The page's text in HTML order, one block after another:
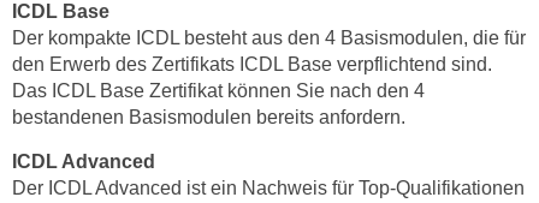
ICDL Base
Der kompakte ICDL besteht aus den 4 Basismodulen, die für
den Erwerb des Zertifikats ICDL Base verpflichtend sind.
Das ICDL Base Zertifikat können Sie nach den 4
bestandenen Basismodulen bereits anfordern.
ICDL Advanced
Der ICDL Advanced ist ein Nachweis für Top-Qualifikationen
k
i
e
b
n
n